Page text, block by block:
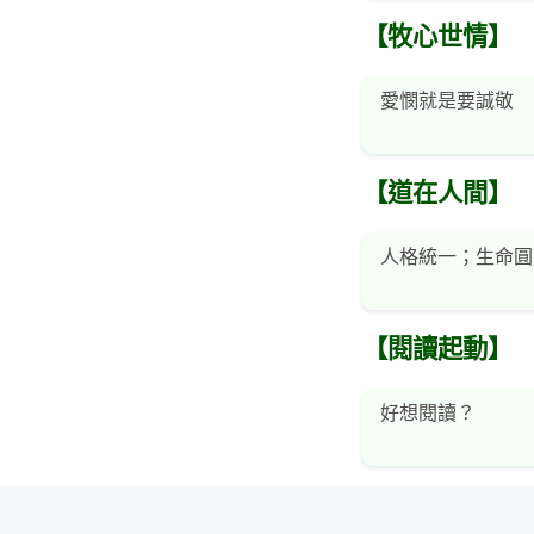
【牧心世情】
愛憫就是要誠敬
【道在人間】
人格統一；生命
【閱讀起動】
好想閱讀？